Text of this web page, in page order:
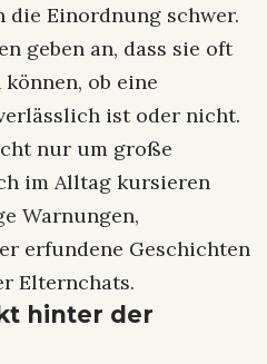
Einordnung schwer.
geben an, dass sie oft
ob eine
ist oder nicht.
nur um große
im Alltag kursieren
Warnungen,
erfundene Geschichten
Elternchats.
hinter der